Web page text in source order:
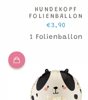
HUNDEKOPF
FOLIENBALLON
€3,90
1 Folienballon